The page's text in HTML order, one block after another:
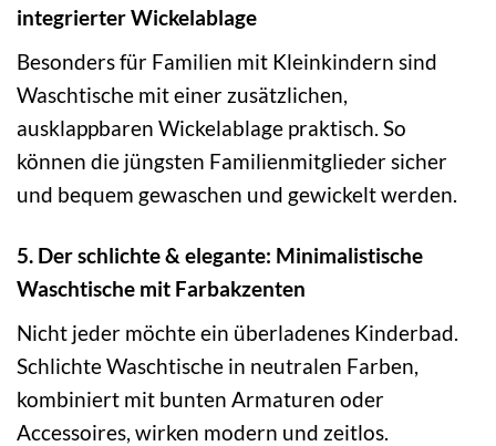
integrierter Wickelablage
Besonders für Familien mit Kleinkindern sind
Waschtische mit einer zusätzlichen,
ausklappbaren Wickelablage praktisch. So
können die jüngsten Familienmitglieder sicher
und bequem gewaschen und gewickelt werden.
5. Der schlichte & elegante: Minimalistische
Waschtische mit Farbakzenten
Nicht jeder möchte ein überladenes Kinderbad.
Schlichte Waschtische in neutralen Farben,
kombiniert mit bunten Armaturen oder
Accessoires, wirken modern und zeitlos.